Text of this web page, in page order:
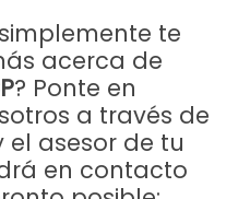
te
acerca de
? Ponte en
a través de
el asesor de tu
en contacto